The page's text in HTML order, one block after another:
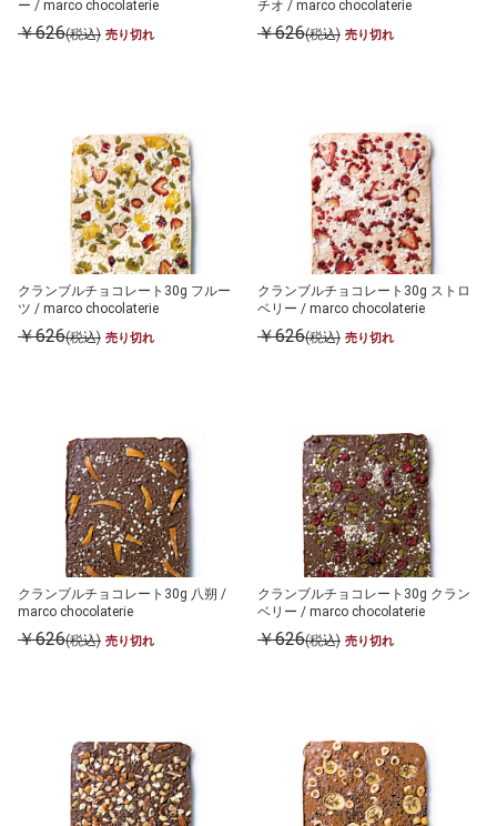
ー / marco chocolaterie
￥626(税込) 売り切れ
チオ / marco chocolaterie
￥626(税込) 売り切れ
クランブルチョコレート30g フルー
ツ / marco chocolaterie
￥626(税込) 売り切れ
クランブルチョコレート30g ストロ
ベリー / marco chocolaterie
￥626(税込) 売り切れ
クランブルチョコレート30g 八朔 /
marco chocolaterie
￥626(税込) 売り切れ
クランブルチョコレート30g クラン
ベリー / marco chocolaterie
￥626(税込) 売り切れ